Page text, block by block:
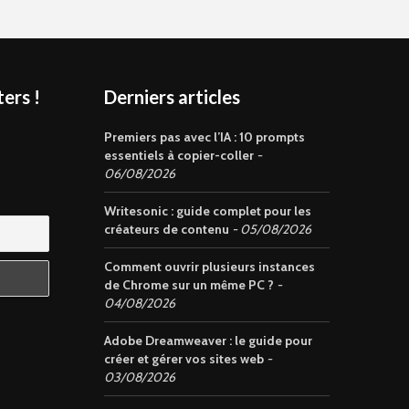
! Derniers articles
Premiers pas avec l’IA : 10 prompts
essentiels à copier-coller
06/08/2026
Writesonic : guide complet pour les
créateurs de contenu
05/08/2026
Comment ouvrir plusieurs instances
de Chrome sur un même PC ?
04/08/2026
Adobe Dreamweaver : le guide pour
créer et gérer vos sites web
03/08/2026